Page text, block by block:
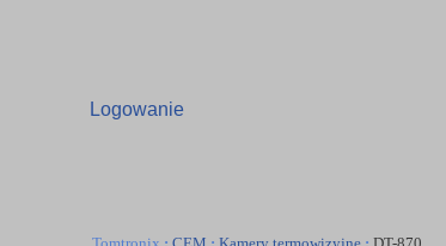
Logowanie